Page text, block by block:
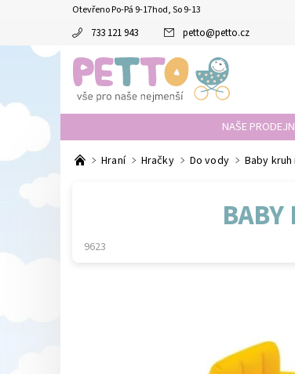
Otevřeno Po-Pá 9-17hod, So 9-13
733 121 943 petto@petto.cz
NAŠE
Hraní Hračky Do vody Baby kruh
9623